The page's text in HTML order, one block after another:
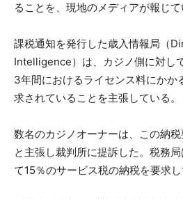
ることを、現地のメディアが報じて
課税通知を発行した歳入情報局（
Intelligence）は、カジノ側に対し
3年間におけるライセンス料にかか
求されていることを主張している。
数名のカジノオーナーは、この納
と主張し裁判所に提訴した。税務
て15％のサービス税の納税を要求し